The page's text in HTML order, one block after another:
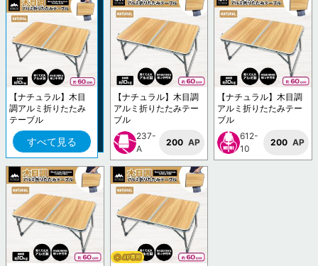
【ナチュラル】木目
調アルミ折りたたみ
テーブル
すべて見る
【ナチュラル】木目調
アルミ折りたたみテー
ブル
237-
A
200 AP
【ナチュラル】木目調
アルミ折りたたみテー
ブル
612-
10
200 AP